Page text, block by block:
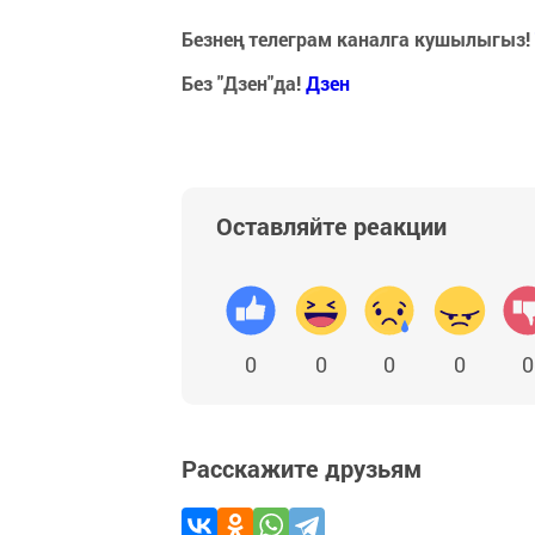
Безнең телеграм каналга кушылыгыз!
Без "Дзен"да!Дзен
Оставляйте реакции
0 0 0 0 0
Расскажите друзьям